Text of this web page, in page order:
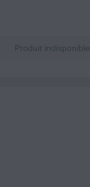
Produit indisponible